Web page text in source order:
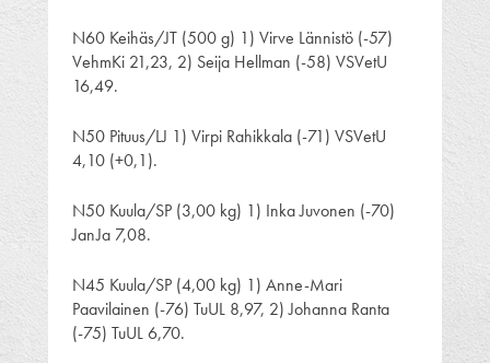
N60 Keihäs/JT (500 g) 1) Virve Lännistö (-57)
VehmKi 21,23, 2) Seija Hellman (-58) VSVetU
16,49.
N50 Pituus/LJ 1) Virpi Rahikkala (-71) VSVetU
4,10 (+0,1).
N50 Kuula/SP (3,00 kg) 1) Inka Juvonen (-70)
JanJa 7,08.
N45 Kuula/SP (4,00 kg) 1) Anne-Mari
Paavilainen (-76) TuUL 8,97, 2) Johanna Ranta
(-75) TuUL 6,70.